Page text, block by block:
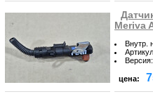
Meriva
Внутр.
Артикул
Версия:
цена: